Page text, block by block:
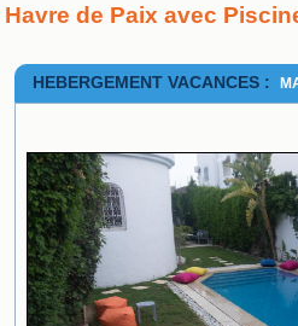
Havre de Paix avec
HEBERGEMENT VACANCES :